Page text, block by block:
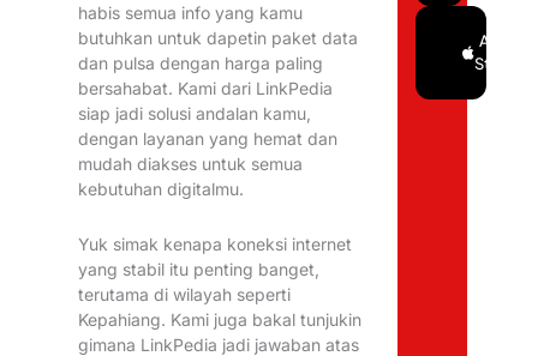
habis semua info yang kamu
butuhkan untuk dapetin paket data
dan pulsa dengan harga paling
bersahabat. Kami dari LinkPedia
siap jadi solusi andalan kamu,
dengan layanan yang hemat dan
mudah diakses untuk semua
kebutuhan digitalmu.
Yuk simak kenapa koneksi internet
yang stabil itu penting banget,
terutama di wilayah seperti
Kepahiang. Kami juga bakal tunjukin
gimana LinkPedia jadi jawaban atas
Google
Play
App
Store